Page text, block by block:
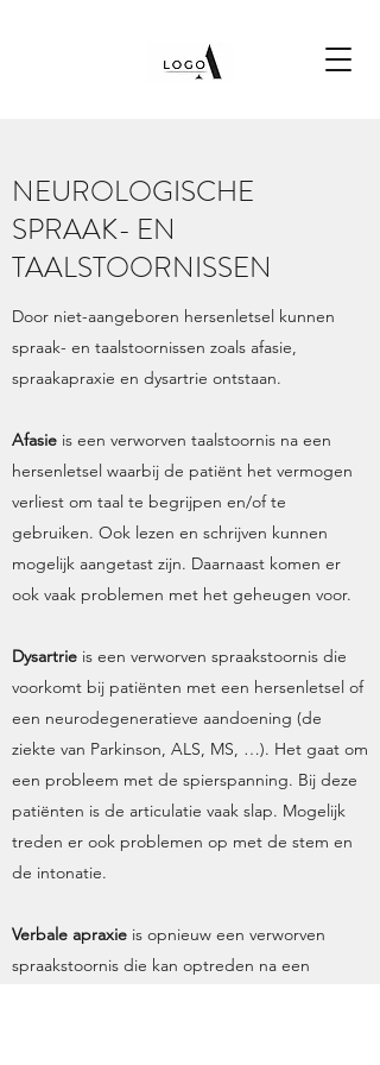
NEUROLOGISCHE
SPRAAK- EN
TAALSTOORNISSEN
Door niet-aangeboren hersenletsel kunnen
spraak- en taalstoornissen zoals afasie,
spraakapraxie en dysartrie ontstaan.
Afasie is een verworven taalstoornis na een
hersenletsel waarbij de patiënt het vermogen
verliest om taal te begrijpen en/of te
gebruiken. Ook lezen en schrijven kunnen
mogelijk aangetast zijn. Daarnaast komen er
ook vaak problemen met het geheugen voor.
Dysartrie is een verworven spraakstoornis die
voorkomt bij patiënten met een hersenletsel of
een neurodegeneratieve aandoening (de
ziekte van Parkinson, ALS, MS, …). Het gaat om
een probleem met de spierspanning. Bij deze
patiënten is de articulatie vaak slap. Mogelijk
treden er ook problemen op met de stem en
de intonatie.
Verbale apraxie is opnieuw een verworven
spraakstoornis die kan optreden na een